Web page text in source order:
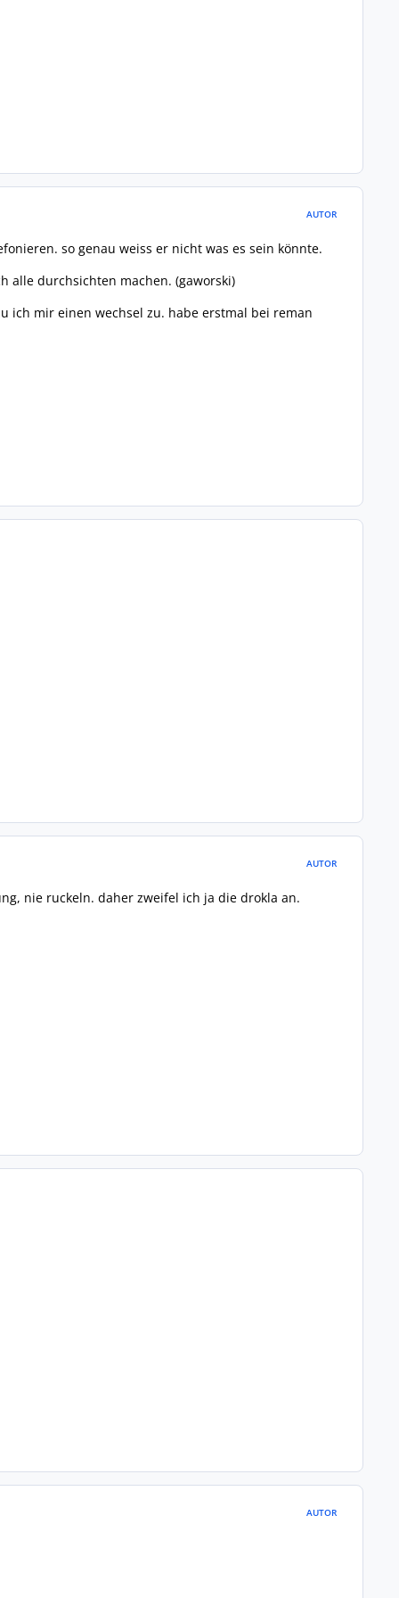
AUTOR
so genau weiss er nicht was es sein könnte.
alle durchsichten machen. (gaworski)
ich mir einen wechsel zu. habe erstmal bei reman
AUTOR
nie ruckeln. daher zweifel ich ja die drokla an.
AUTOR